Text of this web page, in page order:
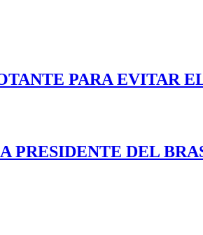
PARA EVITAR
PRESIDENTE DEL